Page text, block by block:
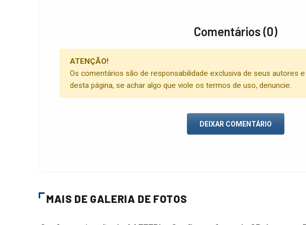
Comentários (0)
ATENÇÃO!
Os comentários são de responsabilidade exclusiva de seus autores
desta página, se achar algo que viole os termos de uso, denuncie.
DEIXAR COMENTÁRIO
MAIS DE GALERIA DE FOTOS